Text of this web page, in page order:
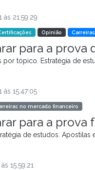
21:59:29
Opinião
para a prova
por tópico. Estratégia de
15:47:05
no mercado financeiro
para a prova
de estudos. Apostilas
15:59:21